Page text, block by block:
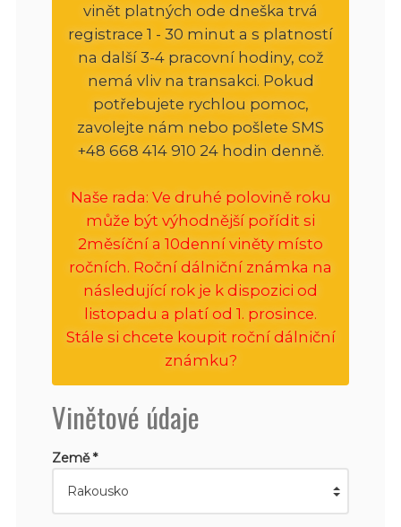
vinět platných ode dneška trvá
registrace 1 - 30 minut a s platností
na další 3-4 pracovní hodiny, což
nemá vliv na transakci. Pokud
potřebujete rychlou pomoc,
zavolejte nám nebo pošlete SMS
+48 668 414 910 24 hodin denně.
Naše rada: Ve druhé polovině roku
může být výhodnější pořídit si
2měsíční a 10denní viněty místo
ročních. Roční dálniční známka na
následující rok je k dispozici od
listopadu a platí od 1. prosince.
Stále si chcete koupit roční dálniční
známku?
Vinětové údaje
Země *